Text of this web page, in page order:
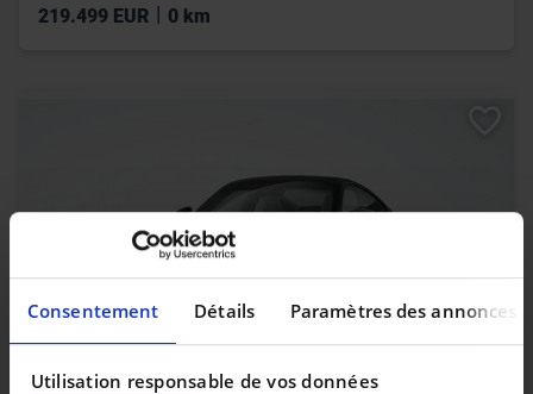
Consentement Détails Paramètres des annonces
Utilisation responsable de vos données
219.499 EUR | 0 km